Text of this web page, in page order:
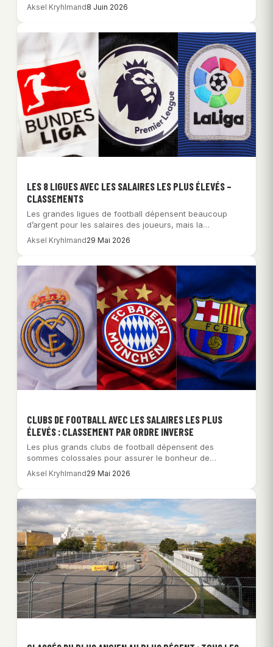
Aksel Kryhlmand8 Juin 2026
LES 8 LIGUES AVEC LES SALAIRES LES PLUS ÉLEVÉS –
CLASSEMENTS
Les grandes ligues de football dépensent beaucoup
d’argent pour les salaires des joueurs, mais la…
Aksel Kryhlmand29 Mai 2026
CLUBS DE FOOTBALL AVEC LES SALAIRES LES PLUS
ÉLEVÉS : CLASSEMENT PAR ORDRE INVERSE
Les plus grands clubs de football dépensent des
sommes colossales pour assurer le bonheur de…
Aksel Kryhlmand29 Mai 2026